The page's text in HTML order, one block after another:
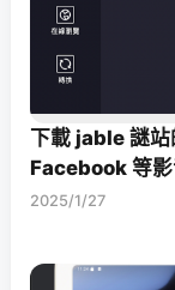
下載 jable 謎站
Facebook 等
2025/1/27